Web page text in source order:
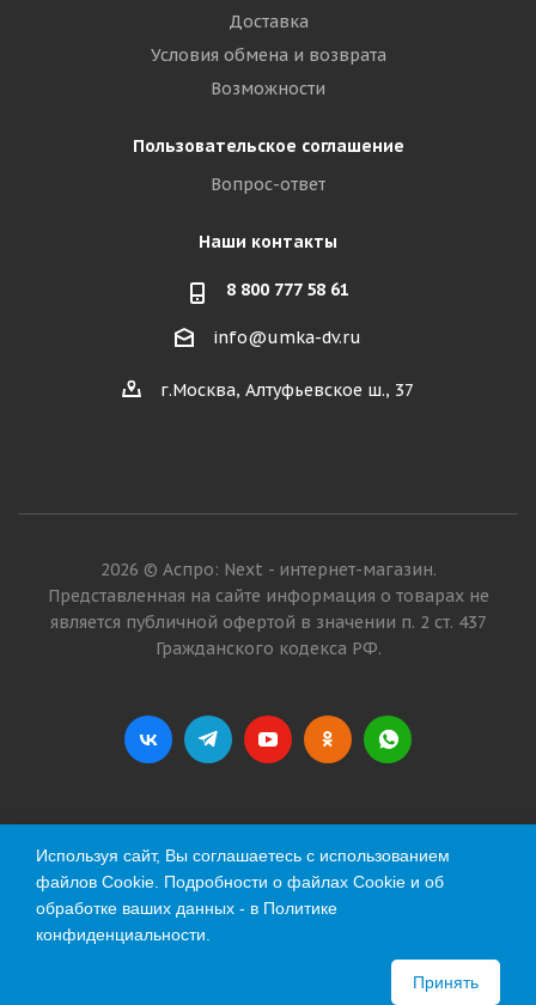
Доставка
Условия обмена и возврата
Возможности
Пользовательское соглашение
Вопрос-ответ
Наши контакты
8 800 777 58 61
info@umka-dv.ru
г.Москва, Алтуфьевское ш., 37
2026 © Аспро: Next - интернет-магазин.
Представленная на сайте информация о товарах не
является публичной офертой в значении п. 2 ст. 437
Гражданского кодекса РФ.
Используя сайт, Вы соглашаетесь с использованием
файлов Cookie. Подробности о файлах Cookie и об
обработке ваших данных - в Политике
конфиденциальности.
Принять